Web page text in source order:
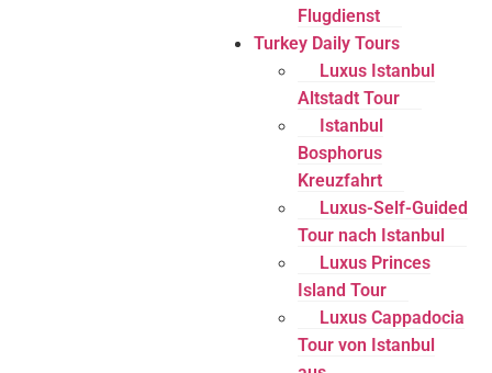
Flugdienst
Turkey Daily Tours
Luxus Istanbul
Altstadt Tour
Istanbul
Bosphorus
Kreuzfahrt
Luxus-Self-Guided
Tour nach Istanbul
Luxus Princes
Island Tour
Luxus Cappadocia
Tour von Istanbul